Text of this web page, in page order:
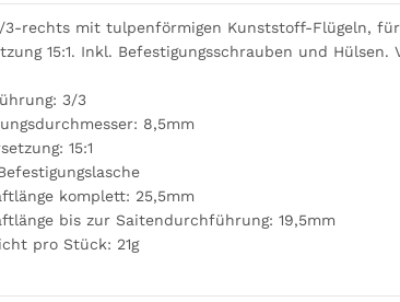
3-rechts mit tulpenförmigen Kunststoff-Flügeln, für
15:1. Inkl. Befestigungsschrauben und Hülsen.
3/3
8,5mm
15:1
komplett: 25,5mm
bis zur Saitendurchführung: 19,5mm
pro Stück: 21g